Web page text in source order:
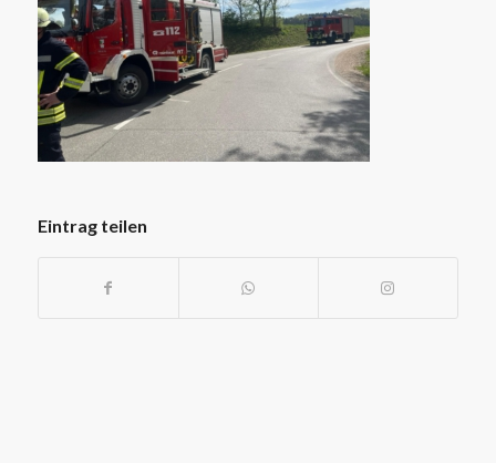
Eintrag teilen